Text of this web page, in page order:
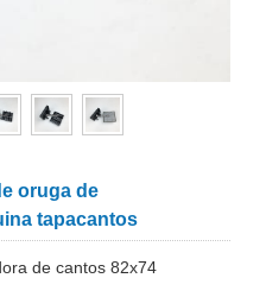
oruga de
tapacantos
de cantos 82x74